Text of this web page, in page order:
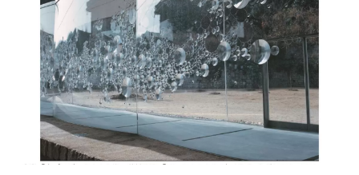
※宝伝ー犬島間の定期船あけぼの丸
「宝伝発15:15」「犬島発15:35」は美
術館の開館日のみ運行